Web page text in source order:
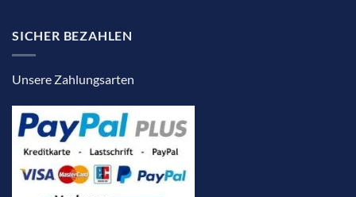
SICHER BEZAHLEN
Unsere Zahlungsarten